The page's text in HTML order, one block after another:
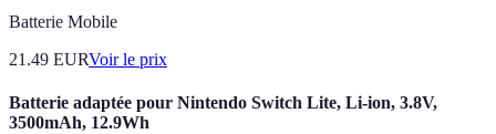
Batterie Mobile
21.49 EURVoir le prix
Batterie adaptée pour Nintendo Switch Lite, Li-ion, 3.8V,
3500mAh, 12.9Wh